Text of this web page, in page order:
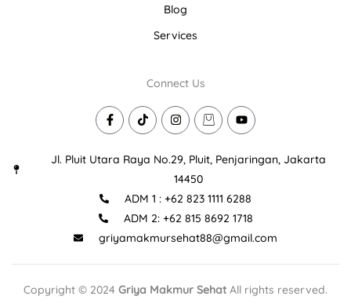
Blog
Services
Connect Us
F
a
e
b
k
T
i
t
o
I
n
t
a
g
a
m
I
c
n
-
o
p
p
i
n
g
b
a
Y
o
t
u
Jl. Pluit Utara Raya No.29, Pluit, Penjaringan, Jakarta
14450
ADM 1 : +62 823 1111 6288
ADM 2: +62 815 8692 1718
griyamakmursehat88@gmail.com
Copyright © 2024 Griya Makmur Sehat All rights reserved.